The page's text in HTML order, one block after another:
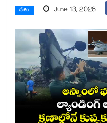
దేశం June 13, 2026